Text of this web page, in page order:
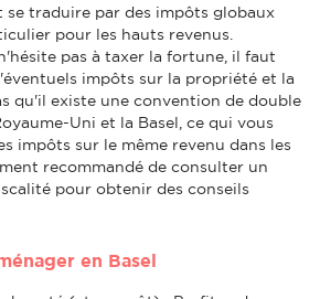
se traduire par des impôts globaux
pour les hauts revenus.
pas à taxer la fortune, il faut
impôts sur la propriété et la
qu'il existe une convention de double
Uni et la Basel, ce qui vous
impôts sur le même revenu dans les
recommandé de consulter un
pour obtenir des conseils
en Basel